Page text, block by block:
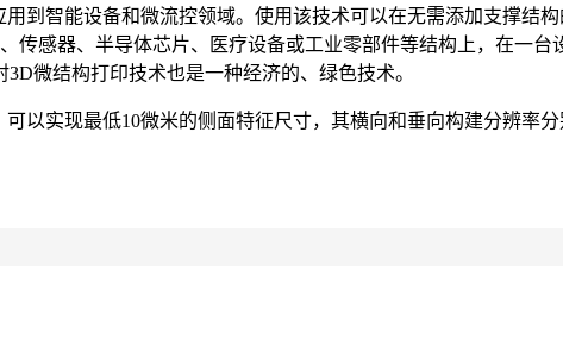
到智能设备和微流控领域。使用该技术可以在无需添加支撑结
传感器、半导体芯片、医疗设备或工业零部件等结构上，在一
微结构打印技术也是一种经济的、绿色技术。
以实现最低10微米的侧面特征尺寸，其横向和垂向构建分辨率